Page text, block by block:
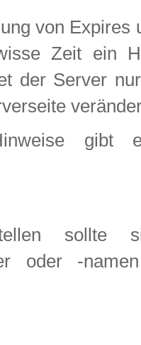
von
Zeit ein
der Server
Hinweise
sollte
oder -